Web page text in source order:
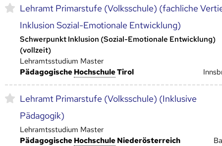
Lehramt Primarstufe (Volksschule) (fachliche
Inklusion Sozial-Emotionale Entwicklung)
Schwerpunkt Inklusion (Sozial-Emotionale Entwicklung)
(vollzeit)
Lehramtsstudium Master
Pädagogische Hoch­schuleTirol
Lehramt Primarstufe (Volksschule) (Inklusive
Pädagogik)
Lehramtsstudium Master
Pädagogische Hoch­schule Niederösterreich